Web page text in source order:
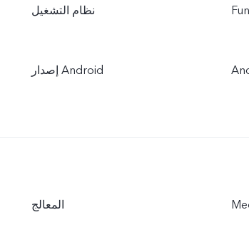
نظام التشغيل
إصدار Android
المعالج